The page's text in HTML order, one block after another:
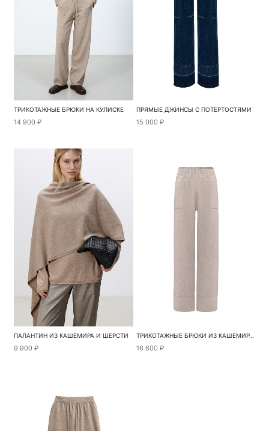
ТРИКОТАЖНЫЕ БРЮКИ НА КУЛИСКЕ
14 900 ₽
ПРЯМЫЕ ДЖИНСЫ С ПОТЕРТОСТЯМИ
15 000 ₽
ПАЛАНТИН ИЗ КАШЕМИРА И ШЕРСТИ
9 900 ₽
ТРИКОТАЖНЫЕ БРЮКИ ИЗ КАШЕМИРА И ШЕРСТИ
16 600 ₽